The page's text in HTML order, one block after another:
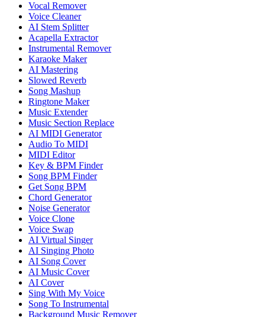
Vocal Remover
Voice Cleaner
AI Stem Splitter
Acapella Extractor
Instrumental Remover
Karaoke Maker
AI Mastering
Slowed Reverb
Song Mashup
Ringtone Maker
Music Extender
Music Section Replace
AI MIDI Generator
Audio To MIDI
MIDI Editor
Key & BPM Finder
Song BPM Finder
Get Song BPM
Chord Generator
Noise Generator
Voice Clone
Voice Swap
AI Virtual Singer
AI Singing Photo
AI Song Cover
AI Music Cover
AI Cover
Sing With My Voice
Song To Instrumental
Background Music Remover